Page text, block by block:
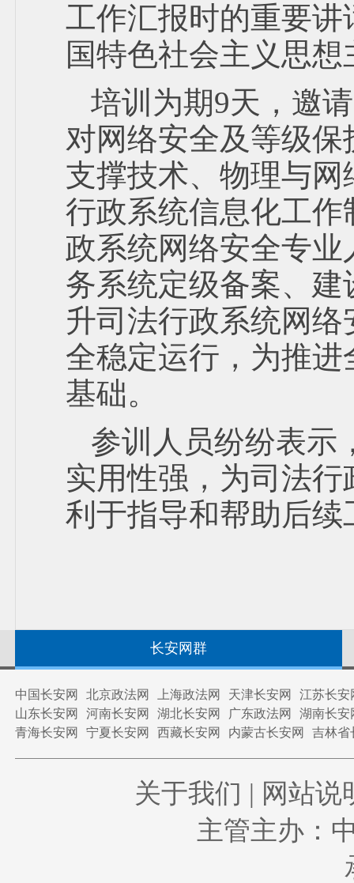
工作汇报时的重要
国特色社会主义思
培训为期9天，邀
对网络安全及等级
支撑技术、物理与
行政系统信息化工
政系统网络安全专
务系统定级备案、
升司法行政系统网
全稳定运行，为推
基础。
参训人员纷纷表示
实用性强，为司法
利于指导和帮助后续
长安网群
中国长安网 北京政法网 上海政法网 天津长安网
江苏长安
山东长安网
河南长安网 湖北长安网 广东政法网
湖南长安
青海长安网
宁夏长安网 西藏长安网 内蒙古长安网 吉林省
关于我们 | 网站说
主管主办：